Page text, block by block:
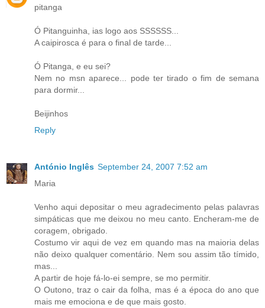
pitanga
Ó Pitanguinha, ias logo aos SSSSSS...
A caipirosca é para o final de tarde...
Ó Pitanga, e eu sei?
Nem no msn aparece... pode ter tirado o fim de semana
para dormir...
Beijinhos
Reply
António Inglês September 24, 2007 7:52 am
Maria
Venho aqui depositar o meu agradecimento pelas palavras
simpáticas que me deixou no meu canto. Encheram-me de
coragem, obrigado.
Costumo vir aqui de vez em quando mas na maioria delas
não deixo qualquer comentário. Nem sou assim tão tímido,
mas...
A partir de hoje fá-lo-ei sempre, se mo permitir.
O Outono, traz o cair da folha, mas é a época do ano que
mais me emociona e de que mais gosto.